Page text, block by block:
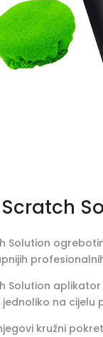
Solution
Solution
jednoliko na cijelu
kružni